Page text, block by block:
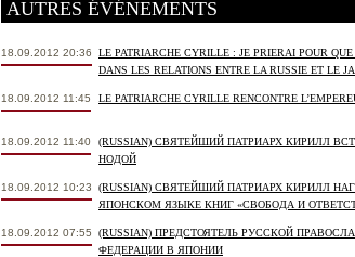
AUTRES ÉVÉNEMENTS
18.09.2012 20:36
LE PATRIARCHE CYRILLE : JE PRIERAI POUR
DANS LES RELATIONS ENTRE LA RUSSIE ET LE
18.09.2012 11:45 LE PATRIARCHE CYRILLE RENCONTRE
18.09.2012 11:40
(RUSSIAN) СВЯТЕЙШИЙ ПАТРИАРХ КИРИЛЛ
НОДОЙ
18.09.2012 10:23
(RUSSIAN) СВЯТЕЙШИЙ ПАТРИАРХ КИРИЛЛ
ЯПОНСКОМ ЯЗЫКЕ КНИГ «СВОБОДА И
18.09.2012 07:55
(RUSSIAN) ПРЕДСТОЯТЕЛЬ РУССКОЙ
ФЕДЕРАЦИИ В ЯПОНИИ